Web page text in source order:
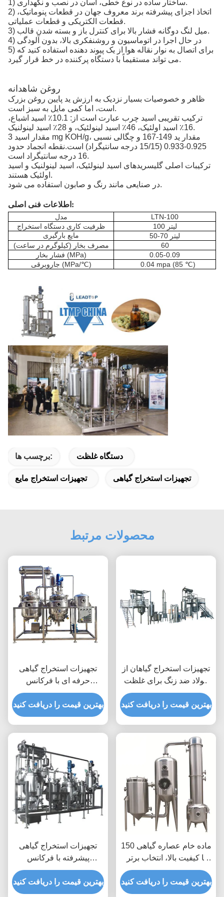
1) ساختار ساده در نوع خطی، آسان در نصب و نگهداری.
2) اتخاذ اجزای پیشرفته برند معروف جهان در قطعات پنوماتیک،
قطعات الکتریکی و قطعات عملیاتی.
3) میل لنگ دوگانه فشار بالا برای کنترل باز و بسته شدن قالب.
4) در حال اجرا در اتوماسیون و روشنفکری بالا، بدون آلودگی
5) برای اتصال به نوار نقاله هوا از یک پیوند دهنده استفاده کنید که
می تواند مستقیماً با دستگاه پرکننده در خط قرار گیرد.
روغن شاهدانه
ظاهر و خصوصیات بسیار نزدیک به ارزش ید پایین روغن بزرک
است، اما کمی مایل به سبز است.
ترکیب تقریبی اسید چرب عبارت است از: 10.1٪ اسید اشباع،
16٪ اسید اولئیک، 46٪ اسید لینولئیک، و 28٪ اسید لینولنیک.
مقدار اسید 3 mg KOH/g، مقدار ید 149-167 و چگالی نسبی
0.925-0.933 (15/15 درجه سانتیگراد) است.نقطه انجماد حدود
16 درجه سانتیگراد است.
ترکیبات اصلی گلیسریدهای اسید لینولئیک، اسید لینولنیک و اسید
اولئیک هستند.
در صنایعی مانند رنگ و صابون استفاده می شود.
اطلاعات فنی اصلی:
مدل
LTN-100
ظرفیت کاری دستگاه استخراج
100 لیتر
مایع بارگیری
50-70 لیتر
مصرف بخار (کیلوگرم در ساعت)
60
فشار بخار (MPa)
0.05-0.09
جاروبرقی (MPa/℃)
0.04 mpa (85 ℃)
برچسب ها: دستگاه غلظت
تجهیزات استخراج مایع تجهیزات استخراج گیاهی
محصولات مرتبط
تجهیزات استخراج گیاهی
حرفه ای با فرکانس
50Hz/60Hz و محدوده دمای
دمای اتاق-200C
بهترین قیمت را دریافت کنید
تجهیزات استخراج گیاهان از
فولاد ضد زنگ برای غلظت
150
بهترین قیمت را دریافت کنید
تجهیزات استخراج گیاهی
پیشرفته با فرکانس
50Hz/60Hz و پمپ تخلیه
مداوم
بهترین قیمت را دریافت کنید
150 ماده خام عصاره گیاهی
با کیفیت بالا، انتخاب برتر
برای فرکانس 50 هرتز/60
هرتز
بهترین قیمت را دریافت کنید